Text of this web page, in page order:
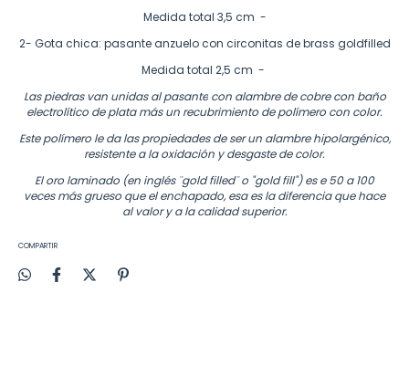
Medida total 3,5 cm -
2- Gota chica: pasante anzuelo con circonitas de brass goldfilled
Medida total 2,5 cm -
Las piedras van unidas al pasantecon alambre de cobre con baño
electrolítico de plata más un recubrimiento de polímero con color.
Este polímero le da las propiedades de ser un alambre hipolargénico,
resistente a la oxidación y desgaste de color.
El oro laminado (en inglés ¨gold filled¨ o "gold fill") es e 50 a 100
veces más grueso que el enchapado, esa es la diferencia que hace
al valor y a la calidad superior.
COMPARTIR